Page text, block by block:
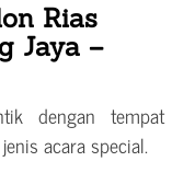
Rias
Jaya –
dengan tempat
acara special.